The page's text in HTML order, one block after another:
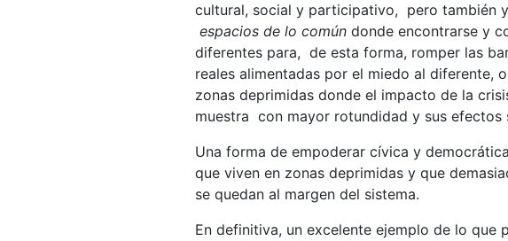
cultural, social y participativo, pero también
espacios de lo común donde encontrarse y
diferentes para, de esta forma, romper las
reales alimentadas por el miedo al diferente,
zonas deprimidas donde el impacto de la
muestra con mayor rotundidad y sus efectos
Una forma de empoderar cívica y
que viven en zonas deprimidas y que
se quedan al margen del sistema.
En definitiva, un excelente ejemplo de lo que